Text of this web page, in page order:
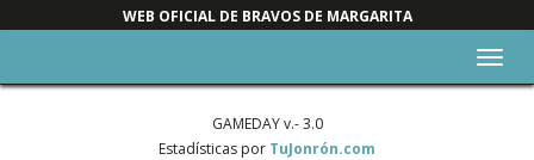
WEB OFICIAL DE BRAVOS DE MARGARITA
GAMEDAY v.- 3.0
Estadísticas por TuJonrón.com